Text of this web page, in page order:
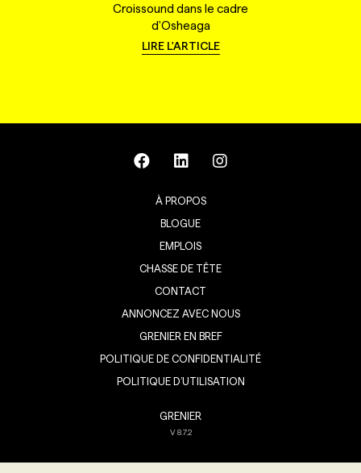
Croissound dans le cadre
d'Osheaga
LIRE L'ARTICLE
À PROPOS
BLOGUE
EMPLOIS
CHASSE DE TÊTE
CONTACT
ANNONCEZ AVEC NOUS
GRENIER EN BREF
POLITIQUE DE CONFIDENTIALITÉ
POLITIQUE D’UTILISATION
GRENIER
V8.7.2